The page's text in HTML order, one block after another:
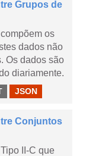
Grupos de
os
dados não
Os dados são
diariamente.
JSON
Conjuntos
II-C que